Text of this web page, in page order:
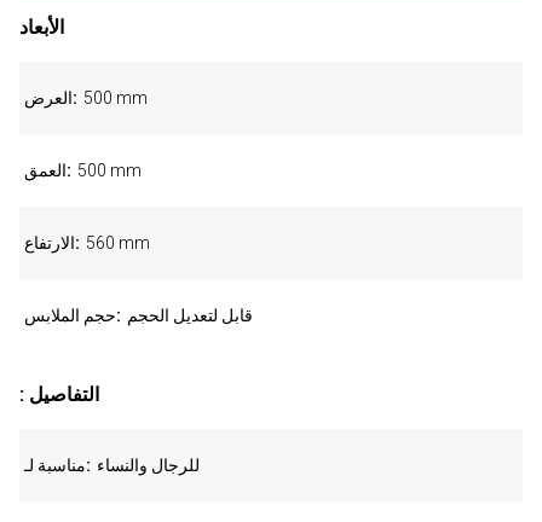
الأبعاد
العرض 500 mm
العمق 500 mm
الارتفاع 560 mm
حجم الملابس قابل لتعديل الحجم
: التفاصيل
مناسبة لـ للرجال والنساء